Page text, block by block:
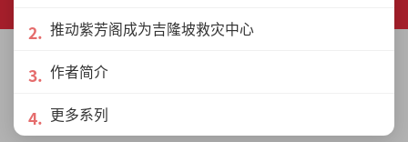
推动紫芳阁成为吉隆坡救灾中心
作者简介
更多系列